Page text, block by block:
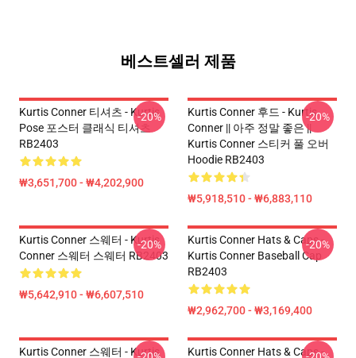
베스트셀러 제품
Kurtis Conner 티셔츠 - Kurtis
Pose 포스터 클래식 티셔츠
RB2403
₩3,651,700 - ₩4,202,900
-20%
Kurtis Conner 후드 - Kurtis
Conner || 아주 정말 좋은 ||
Kurtis Conner 스티커 풀 오버
Hoodie RB2403
₩5,918,510 - ₩6,883,110
-20%
Kurtis Conner 스웨터 - Kurtis
Conner 스웨터 스웨터 RB2403
₩5,642,910 - ₩6,607,510
-20%
Kurtis Conner Hats & Caps -
Kurtis Conner Baseball Cap
RB2403
₩2,962,700 - ₩3,169,400
-20%
Kurtis Conner 스웨터 - Kurtis
Kurtis Conner Hats & Caps -